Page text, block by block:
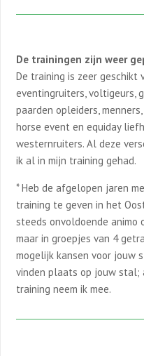
De trainingen zijn weer
De training is zeer geschikt
eventingruiters, voltigeurs,
paarden opleiders,
horse event en equiday
westernruiters. Al deze
ik al in mijn training gehad.
* Heb de afgelopen jaren
training te geven in het
steeds onvoldoende animo
maar in groepjes van 4
mogelijk kansen voor jouw
vinden plaats op jouw
training neem ik mee.